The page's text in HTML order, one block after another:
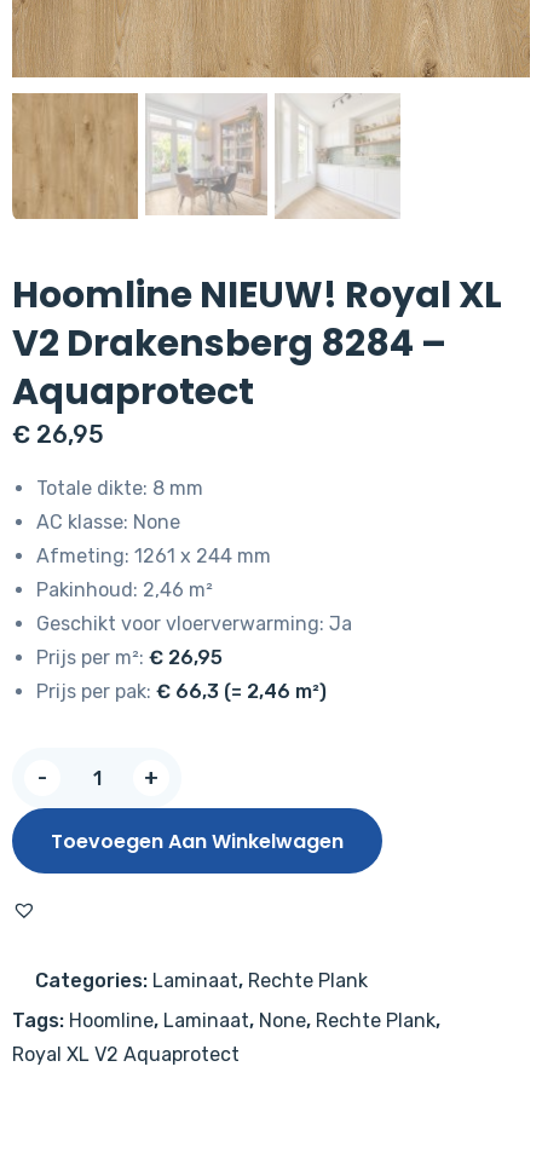
Hoomline NIEUW! Royal XL
V2 Drakensberg 8284 –
Aquaprotect
€ 26,95
Totale dikte: 8 mm
AC klasse: None
Afmeting: 1261 x 244 mm
Pakinhoud: 2,46 m²
Geschikt voor vloerverwarming: Ja
Prijs per m²: € 26,95
Prijs per pak: € 66,3 (= 2,46 m²)
-
Royal
XL
V2
Aquaprotect
aantal
+
Toevoegen Aan Winkelwagen
Categories: Laminaat, Rechte Plank
Tags: Hoomline, Laminaat, None, Rechte Plank,
Royal XL V2 Aquaprotect